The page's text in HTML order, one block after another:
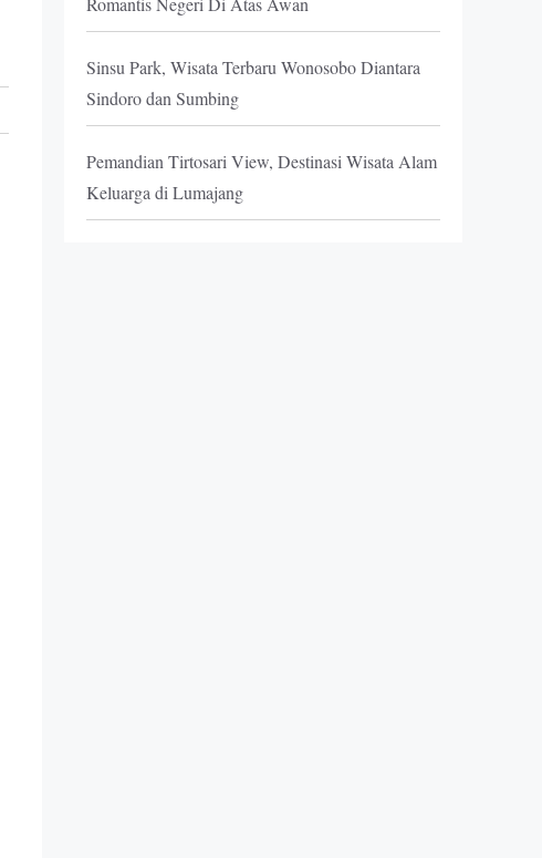
Sinsu Park, Wisata Terbaru Wonosobo Diantara
Sindoro dan Sumbing
Pemandian Tirtosari View, Destinasi Wisata Alam
Keluarga di Lumajang